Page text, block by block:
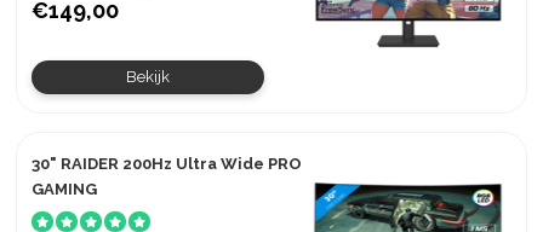
€149,00
Bekijk
30" RAIDER 200Hz Ultra Wide PRO
GAMING